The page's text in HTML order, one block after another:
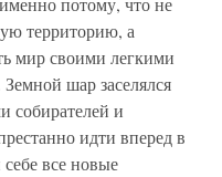
территорию, а
мир своими легкими
шар заселялся
собирателей и
идти вперед в
все новые